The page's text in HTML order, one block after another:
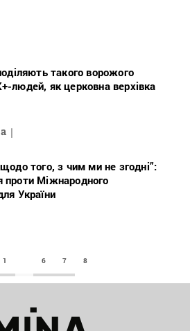
такого ворожого
людей, як церковна верхівка
того, з чим ми не згодні”:
проти Міжнародного
України
1 6 7 8